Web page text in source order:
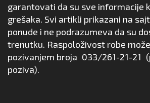
garantovati da su sve informacije
grešaka. Svi artikli prikazani na
ponude i ne podrazumeva da su
trenutku. Raspoloživost robe
pozivanjem broja 033/261-21-21
poziva).